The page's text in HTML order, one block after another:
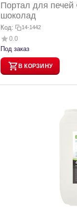
Портал для
шоколад
Код: 14-1442
0.0
Под заказ
В КОРЗИНУ